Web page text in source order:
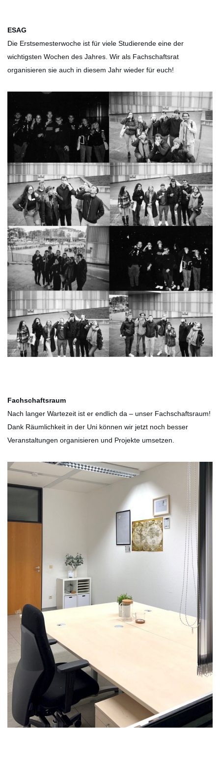
ESAG
Die Erstsemesterwoche ist für viele Studierende eine der
wichtigsten Wochen des Jahres. Wir als Fachschaftsrat
organisieren sie auch in diesem Jahr wieder für euch!
Fachschaftsraum
Nach langer Wartezeit ist er endlich da – unser Fachschaftsraum!
Dank Räumlichkeit in der Uni können wir jetzt noch besser
Veranstaltungen organisieren und Projekte umsetzen.